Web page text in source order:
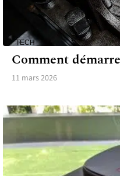
TECH
Comment
11 mars 2026